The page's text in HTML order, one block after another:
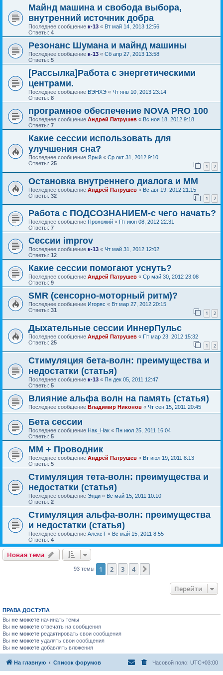
Майнд машина и свобода выбора,
внутренний источник добра
Последнее сообщение к-13 « Вт май 14, 2013 12:56
Ответы: 4
Резонанс Шумана и майнд машины
Последнее сообщение к-13 « Сб апр 27, 2013 13:58
Ответы: 5
[Рассылка]Работа с энергетическими
центрами.
Последнее сообщение ВЭНХЭ « Чт янв 10, 2013 23:14
Ответы: 8
програмное обеспечение NOVA PRO 100
Последнее сообщение Андрей Патрушев « Вс ноя 18, 2012 9:18
Ответы: 7
Какие сессии использовать для
улучшения сна?
Последнее сообщение Ярый « Ср окт 31, 2012 9:10
Ответы: 25 1 2
Остановка внутреннего диалога и ММ
Последнее сообщение Андрей Патрушев « Вс авг 19, 2012 21:15
Ответы: 32 1 2
Работа с ПОДСОЗНАНИЕМ-с чего начать?
Последнее сообщение Прохожий « Пт июн 08, 2012 22:31
Ответы: 7
Сессии improv
Последнее сообщение к-13 « Чт май 31, 2012 12:02
Ответы: 12
Какие сессии помогают уснуть?
Последнее сообщение Андрей Патрушев « Ср май 30, 2012 23:08
Ответы: 9
SMR (сенсорно-моторный ритм)?
Последнее сообщение Игоряс « Вт мар 27, 2012 20:15
Ответы: 31 1 2
Дыхательные сессии ИннерПульс
Последнее сообщение Андрей Патрушев « Пт мар 23, 2012 15:32
Ответы: 25 1 2
Стимуляция бета-волн: преимущества и
недостатки (статья)
Последнее сообщение к-13 « Пн дек 05, 2011 12:47
Ответы: 5
Влияние альфа волн на память (статья)
Последнее сообщение Владимир Никонов « Чт сен 15, 2011 20:45
Бета сессии
Последнее сообщение Нак_Нак « Пн июл 25, 2011 16:04
Ответы: 5
ММ + Проводник
Последнее сообщение Андрей Патрушев « Вт июл 19, 2011 8:13
Ответы: 5
Стимуляция тета-волн: преимущества и
недостатки (статья)
Последнее сообщение Энди « Вс май 15, 2011 10:10
Ответы: 2
Стимуляция альфа-волн: преимущества
и недостатки (статья)
Последнее сообщение АлексТ « Вс май 15, 2011 8:55
Ответы: 4
Новая тема
93 темы 1 2 3 4
Перейти
ПРАВА ДОСТУПА
Вы не можете начинать темы
Вы не можете отвечать на сообщения
Вы не можете редактировать свои сообщения
Вы не можете удалять свои сообщения
Вы не можете добавлять вложения
На главную Список форумов Часовой пояс: UTC+03:00